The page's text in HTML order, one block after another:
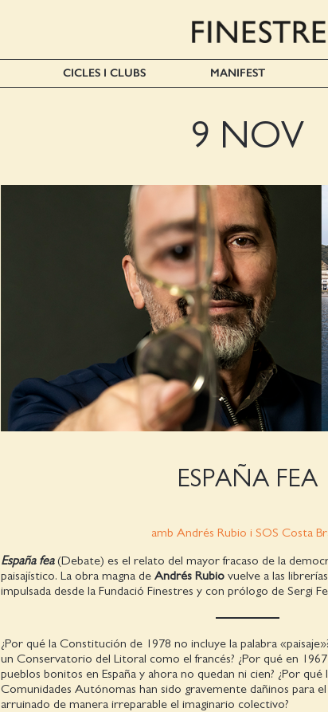
CICLES I CLUBS MANIFEST
9 NOV
ESPAÑA FEA
amb Andrés Rubio i SOS Costa
España fea(Debate) es el relato del mayor fracaso de la
paisajístico. La obra magna de Andrés Rubiovuelve a las
impulsada desde la Fundació Finestres y con prólogo de Sergi
¿Por qué la Constitución de 1978 no incluye la palabra
un Conservatorio del Litoral como el francés? ¿Por qué en
pueblos bonitos en España y ahora no quedan ni cien? ¿Por
Comunidades Autónomas han sido gravemente dañinos para el
arruinado de manera irreparable el imaginario colectivo?